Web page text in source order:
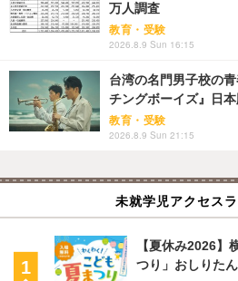
万人調査
教育・受験
2026.8.9 Sun 16:15
台湾の名門男子校の
チングボーイズ』日
教育・受験
2026.8.9 Sun 21:15
未就学児アクセス
【夏休み2026】
つり」おしりた